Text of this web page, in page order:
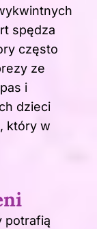
spędza
często
ze
i
dzieci
który w
potrafią